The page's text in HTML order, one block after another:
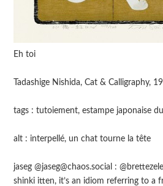
Eh toi
Tadashige Nishida, Cat & Calligraphy,
tags : tutoiement, estampe japonaise
alt : interpellé, un chat tourne la tête
jaseg @jaseg@chaos.social :
shinki itten, it’s an idiom referring to a